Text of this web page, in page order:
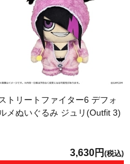
ストリートファイター6 デフォ
ルメぬいぐるみ ジュリ(Outfit 3)
3,630円 (税込)